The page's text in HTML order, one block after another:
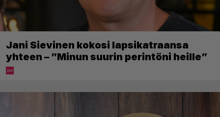
Jani Sievinen kokosi lapsikatraansa
yhteen – ”Minun suurin perintöni heille”